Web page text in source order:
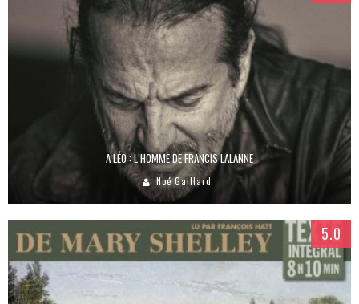
A LÉO : L’HOMME DE FRANCIS LALANNE
Noé Gaillard
5.0